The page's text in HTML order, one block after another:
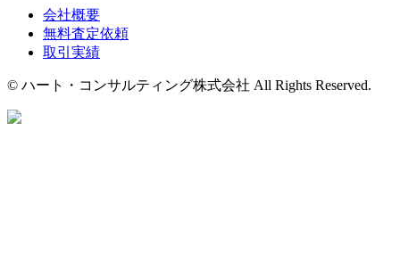
会社概要
無料査定依頼
取引実績
© ハート・コンサルティング株式会社 All Rights Reserved.